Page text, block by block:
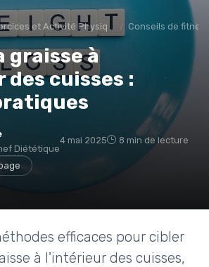
et Activité Physique Conseils de
graisse à
cuisses :
Diététique
4 mai 2025 8 min de lecture
efficaces pour cibler
à l'intérieur des cuisses,